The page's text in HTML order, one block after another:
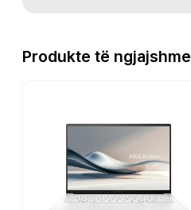
Produkte të ngjajshme